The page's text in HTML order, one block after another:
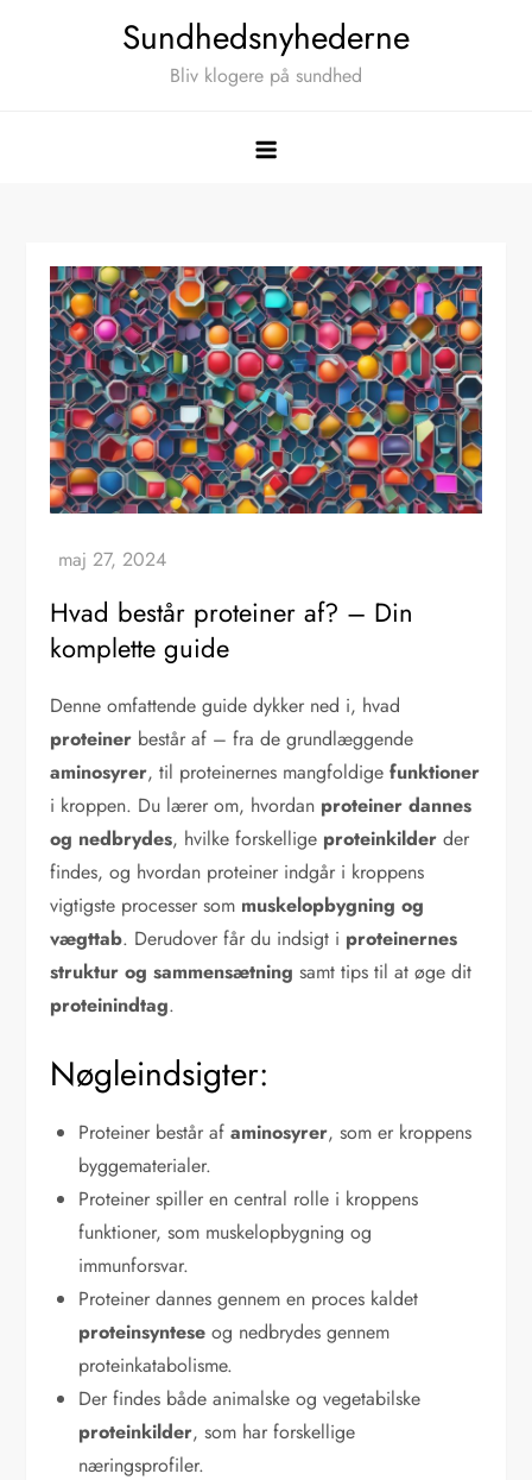
Sundhedsnyhederne
Bliv klogere på sundhed
Hvad består proteiner af? – Din
komplette guide
Denne omfattende guide dykker ned i, hvad
proteiner består af – fra de grundlæggende
aminosyrer, til proteinernes mangfoldigefunktioner
i kroppen. Du lærer om, hvordan proteiner dannes
og nedbrydes, hvilke forskellige proteinkilder der
findes, og hvordan proteiner indgår i kroppens
vigtigste processer som muskelopbygning og
vægttab. Derudover får du indsigt i proteinernes
struktur og sammensætning samt tips til at øge dit
proteinindtag.
Nøgleindsigter:
Proteiner består afaminosyrer, som er kroppens
byggematerialer.
Proteiner spiller en central rolle i kroppens
funktioner, som muskelopbygning og
immunforsvar.
Proteiner dannes gennem en proces kaldet
proteinsyntese og nedbrydes gennem
proteinkatabolisme.
Der findes både animalske og vegetabilske
proteinkilder, som har forskellige
næringsprofiler.